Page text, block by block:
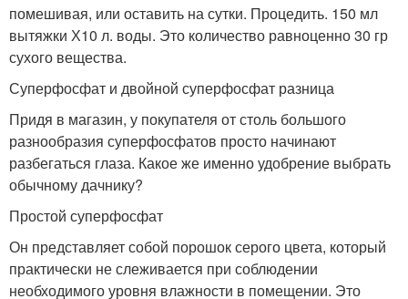
помешивая, или оставить на сутки. Процедить. 150 мл
вытяжки Х10 л. воды. Это количество равноценно 30 гр
сухого вещества.
Суперфосфат и двойной суперфосфат разница
Придя в магазин, у покупателя от столь большого
разнообразия суперфосфатов просто начинают
разбегаться глаза. Какое же именно удобрение выбрать
обычному дачнику?
Простой суперфосфат
Он представляет собой порошок серого цвета, который
практически не слеживается при соблюдении
необходимого уровня влажности в помещении. Это